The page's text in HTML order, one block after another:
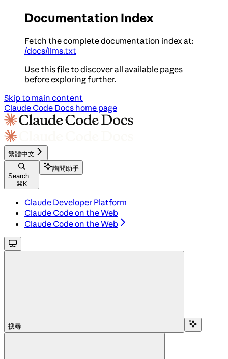
Documentation Index
Fetch the complete documentation index at:
/docs/llms.txt
Use this file to discover all available pages
before exploring further.
Skip to main content
Claude Code Docs home page
繁體中文
Search...
⌘ K
詢問助手
Claude Developer Platform
Claude Code on the Web
Claude Code on the Web
搜尋...